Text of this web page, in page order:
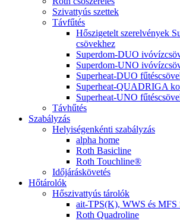
Szivattyús szettek
Távfűtés
Hőszigetelt szerelvények
csövekhez
Superdom-DUO
Superdom-UNO
Superheat-DUO
Superheat-QUADRIGA
Superheat-UNO
Távhűtés
Szabályzás
Helyiségenkénti szabályzás
alpha home
Roth Basicline
Roth Touchline®
Időjáráskövetés
Hőtárolók
Hőszivattyús tárolók
ait-TPS(K), WWS és MFS
Roth Quadroline